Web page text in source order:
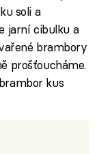
soli a
jarní cibulku a
brambory
prošťoucháme.
kus